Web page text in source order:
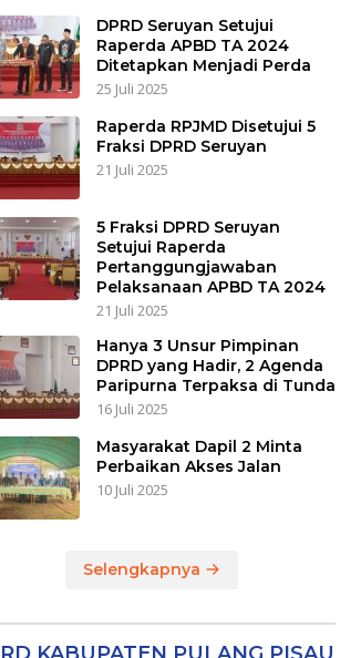
DPRD Seruyan Setujui
Raperda APBD TA 2024
Ditetapkan Menjadi Perda
25 Juli 2025
Raperda RPJMD Disetujui 5
Fraksi DPRD Seruyan
21 Juli 2025
5 Fraksi DPRD Seruyan
Setujui Raperda
Pertanggungjawaban
Pelaksanaan APBD TA 2024
21 Juli 2025
Hanya 3 Unsur Pimpinan
DPRD yang Hadir, 2 Agenda
Paripurna Terpaksa di Tunda
16 Juli 2025
Masyarakat Dapil 2 Minta
Perbaikan Akses Jalan
10 Juli 2025
Selengkapnya